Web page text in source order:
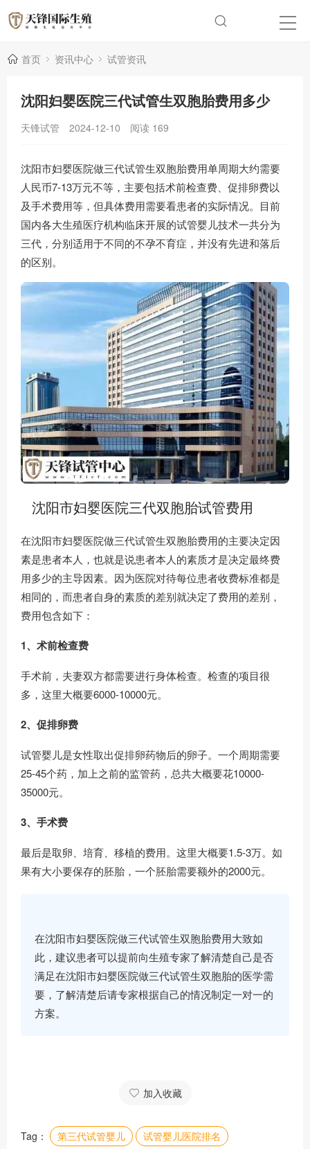
首页 资讯中心 试管资讯
沈阳妇婴医院三代试管生双胞胎费用多少
天锋试管 2024-12-10 阅读 169
沈阳市妇婴医院做三代试管生双胞胎费用单周期大约需要
人民币7-13万元不等，主要包括术前检查费、促排卵费以
及手术费用等，但具体费用需要看患者的实际情况。目前
国内各大生殖医疗机构临床开展的试管婴儿技术一共分为
三代，分别适用于不同的不孕不育症，并没有先进和落后
的区别。
沈阳市妇婴医院三代双胞胎试管费用
在沈阳市妇婴医院做三代试管生双胞胎费用的主要决定因
素是患者本人，也就是说患者本人的素质才是决定最终费
用多少的主导因素。因为医院对待每位患者收费标准都是
相同的，而患者自身的素质的差别就决定了费用的差别，
费用包含如下：
1、术前检查费
手术前，夫妻双方都需要进行身体检查。检查的项目很
多，这里大概要6000-10000元。
2、促排卵费
试管婴儿是女性取出促排卵药物后的卵子。一个周期需要
25-45个药，加上之前的监管药，总共大概要花10000-
35000元。
3、手术费
最后是取卵、培育、移植的费用。这里大概要1.5-3万。如
果有大小要保存的胚胎，一个胚胎需要额外的2000元。
在沈阳市妇婴医院做三代试管生双胞胎费用大致如
此，建议患者可以提前向生殖专家了解清楚自己是否
满足在沈阳市妇婴医院做三代试管生双胞胎的医学需
要，了解清楚后请专家根据自己的情况制定一对一的
方案。
加入收藏
Tag： 第三代试管婴儿 试管婴儿医院排名